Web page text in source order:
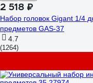
2 518 ₽
Набор головок Gigant 1/4
предметов GAS-37
4.7
(1264)